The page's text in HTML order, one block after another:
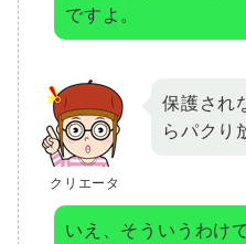
ですよ。
クリエータ
保護され
らパクり
いえ、そういうわけ